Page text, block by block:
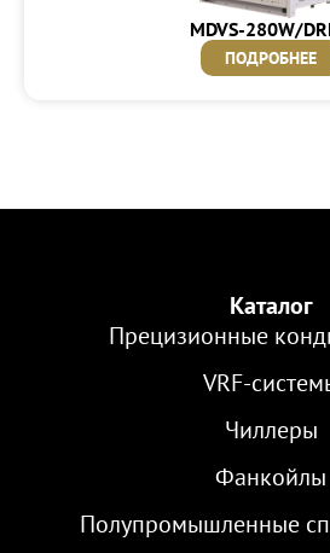
MDVS-280W/
ПОДРОБНЕЕ
Каталог
Прецизионные
VRF-
Чиллеры
Фанкойлы
Полупромышленные